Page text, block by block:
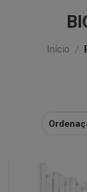
Início /